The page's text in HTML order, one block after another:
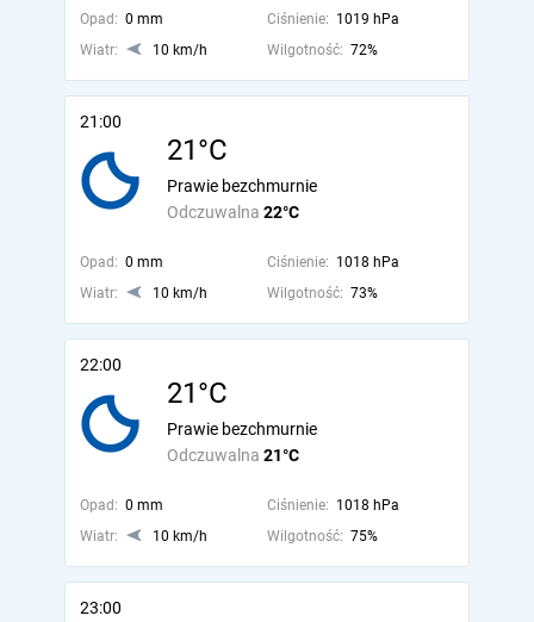
Opad: 0 mm Ciśnienie: 1019 hPa
Wiatr:
10 km/h Wilgotność: 72%
21:00
21°C
Odczuwalna 22°C
Prawie bezchmurnie
Opad: 0 mm Ciśnienie: 1018 hPa
Wiatr:
10 km/h Wilgotność: 73%
22:00
21°C
Odczuwalna 21°C
Prawie bezchmurnie
Opad: 0 mm Ciśnienie: 1018 hPa
Wiatr:
10 km/h Wilgotność: 75%
23:00